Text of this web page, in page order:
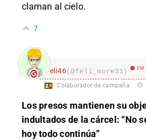
claman al cielo.
7
Feli46(@feli_more31) EM
Colaborador de campaña
Los presos mantienen su
indultados de la cárcel: “No
hoy todo continúa”